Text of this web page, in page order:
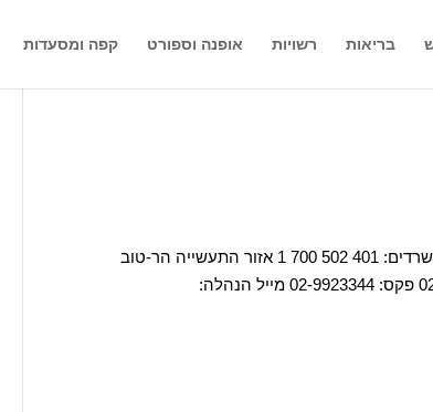
בריאות רשויות אופנה וספורט קפה ומסעדות
רשת פעמית סטור- כלים חד פעמיים מכל סוג לכל ארוע סניפים מרכז הפצה ומשרדים: 700 502 401 1 אזור התעשייה הר-טוב
,בית שמש למכתבים :ת.ד. 11007, הר טוב, בית שמש 99250 טלפון: 02-9927755 פקס: 02-9923344 מייל הנהלה: